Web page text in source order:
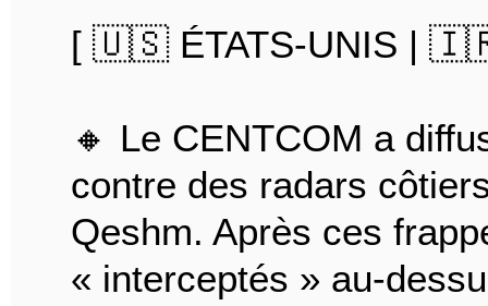
[ 🇺🇸 ÉTATS-UNIS |
🔸 Le CENTCOM a
contre des radars
Qeshm. Après ces
« interceptés » au-